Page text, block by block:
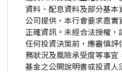
資料、配息資料及部分基
公司提供，本行會要求嘉
正確資訊。未經合法授權
任何投資決策前，應審慎
務狀況及風險承受度等事
基金之公開說明書或投資人